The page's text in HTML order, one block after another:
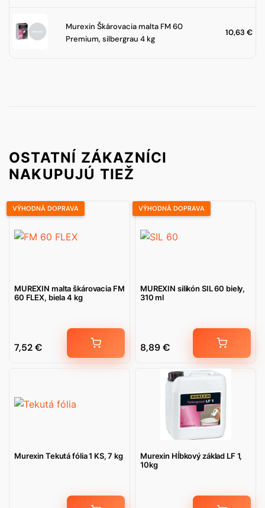
Murexin Škárovacia malta FM 60
Premium, silbergrau 4 kg
10,63 €
OSTATNÍ ZÁKAZNÍCI
NAKUPUJÚ TIEŽ
VÝHODNÁ DOPRAVA
MUREXIN malta škárovacia FM
60 FLEX, biela 4 kg
7,52€
VÝHODNÁ DOPRAVA
MUREXIN silikón SIL 60 biely,
310 ml
8,89€
Murexin Tekutá fólia 1 KS, 7 kg
Murexin Hĺbkový základ LF 1,
10kg